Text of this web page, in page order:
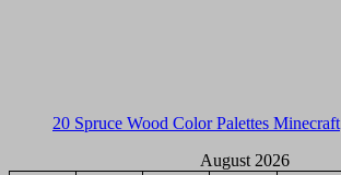
20 Spruce Wood Color Palettes Minecraft
August 2026